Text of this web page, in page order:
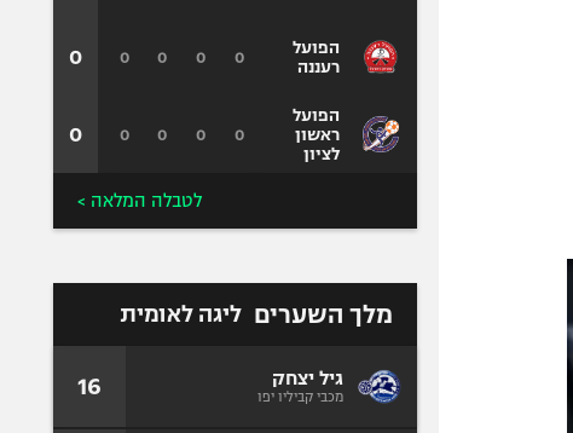
הפועל
רעננה
הפועל
ראשון
לציון
0
0
0
0
0
0
0
0
0
0
לטבלה המלאה >
מלך השערים ליגה לאומית
גיל יצחק
מכבי קביליו יפו 16